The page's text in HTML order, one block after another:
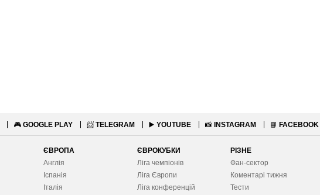
🎮 GOOGLE PLAY 📨 TELEGRAM ▶️ YOUTUBE 📸 INSTAGRAM 📘 FACEBOOK
ЄВРОПА
Англія
Іспанія
Італія
ЄВРОКУБКИ
Ліга чемпіонів
Ліга Європи
Ліга конференцій
РІЗНЕ
Фан-сектор
Коментарі тижня
Тести